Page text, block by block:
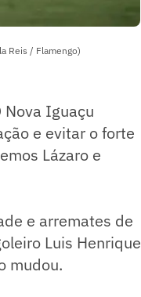
Reis / Flamengo)
Iguaçu
e evitar o forte
Lázaro e
e arremates de
Luis Henrique
mudou.